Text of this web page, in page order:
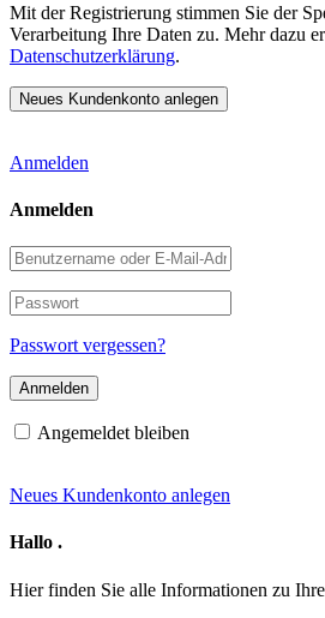
Mit der Registrierung stimmen Sie der
Verarbeitung Ihre Daten zu. Mehr dazu
Datenschutzerklärung.
Anmelden
Anmelden
Benutzername
oder
E-
Mail-
Adresse
Passwort
Passwort vergessen?
Angemeldet bleiben
Neues Kundenkonto anlegen
Hallo .
Hier finden Sie alle Informationen zu